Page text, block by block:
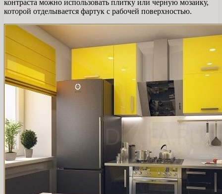
контраста можно использовать плитку или черную мозаику,
которой отделывается фартук с рабочей поверхностью.